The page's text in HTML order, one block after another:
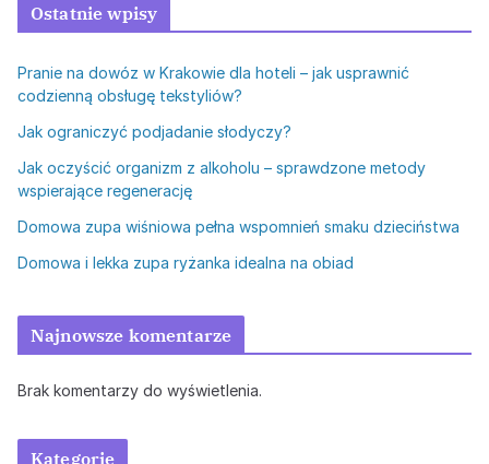
Ostatnie wpisy
Pranie na dowóz w Krakowie dla hoteli – jak usprawnić
codzienną obsługę tekstyliów?
Jak ograniczyć podjadanie słodyczy?
Jak oczyścić organizm z alkoholu – sprawdzone metody
wspierające regenerację
Domowa zupa wiśniowa pełna wspomnień smaku dzieciństwa
Domowa i lekka zupa ryżanka idealna na obiad
Najnowsze komentarze
Brak komentarzy do wyświetlenia.
Kategorie